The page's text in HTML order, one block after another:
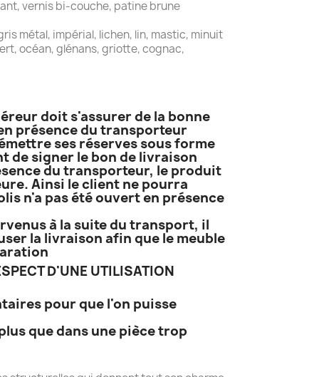
vernis bi-couche, patine brune
métal, impérial, lichen, lin, mastic, minuit
océan, glénans, griotte, cognac,
doit s'assurer de la bonne
présence du transporteur
ses réserves sous forme
de signer le bon de livraison
du transporteur, le produit
Ainsi le client ne pourra
n'a pas été ouvert en présence
à la suite du transport, il
la livraison afin que le meuble
D'UNE UTILISATION
pour que l'on puisse
que dans une pièce trop